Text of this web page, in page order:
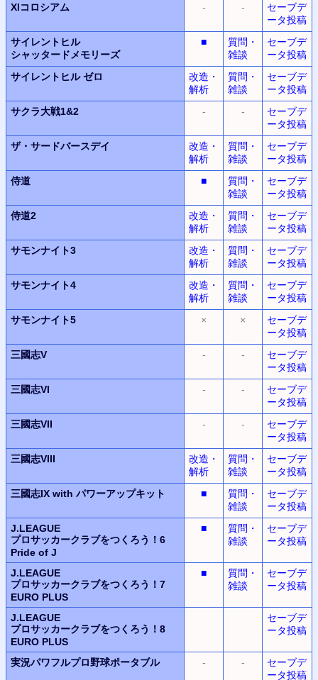
XIコロシアム
- -
セーブデ
ータ投稿
サイレントヒル
シャッタードメモリーズ
■
質問・
雑談
セーブデ
ータ投稿
サイレントヒルゼロ
改造・
解析
質問・
雑談
セーブデ
ータ投稿
サクラ大戦1&2
- -
セーブデ
ータ投稿
ザ・サードバースデイ
改造・
解析
質問・
雑談
セーブデ
ータ投稿
侍道
■
質問・
雑談
セーブデ
ータ投稿
侍道2
改造・
解析
質問・
雑談
セーブデ
ータ投稿
サモンナイト3
改造・
解析
質問・
雑談
セーブデ
ータ投稿
サモンナイト4
改造・
解析
質問・
雑談
セーブデ
ータ投稿
サモンナイト5
× ×
セーブデ
ータ投稿
三國志V
- -
セーブデ
ータ投稿
三國志VI
- -
セーブデ
ータ投稿
三國志VII
- -
セーブデ
ータ投稿
三國志VIII
改造・
解析
質問・
雑談
セーブデ
ータ投稿
三國志IX with パワーアップキット
■
質問・
雑談
セーブデ
ータ投稿
J.LEAGUE
プロサッカークラブをつくろう！6
Pride of J
■
質問・
雑談
セーブデ
ータ投稿
J.LEAGUE
プロサッカークラブをつくろう！7
EURO PLUS
■
質問・
雑談
セーブデ
ータ投稿
J.LEAGUE
プロサッカークラブをつくろう！8
EURO PLUS
セーブデ
ータ投稿
実況パワフルプロ野球ポータブル - -
セーブデ
ータ投稿